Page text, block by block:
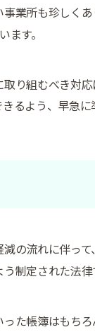
業所も珍しく
す。
り組むべき対
るよう、早急に
の流れに伴っ
制定された法律
た帳簿はもち